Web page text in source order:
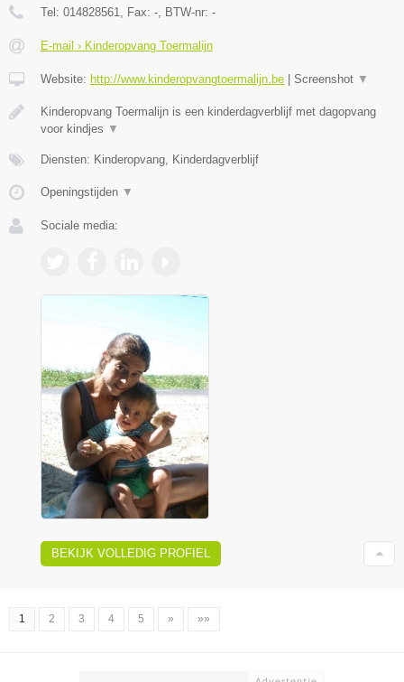
Tel: 014828561 , Fax: - , BTW-nr: -
E-mail › Kinderopvang Toermalijn
Website: http://www.kinderopvangtoermalijn.be Screenshot ▼
Kinderopvang Toermalijn is een kinderdagverblijf met dagopvang
voor kindjes ▼
Diensten: Kinderopvang, Kinderdagverblijf
Openingstijden ▼
Sociale media:
BEKIJK VOLLEDIG PROFIEL
1 2 3 4 5 » »»